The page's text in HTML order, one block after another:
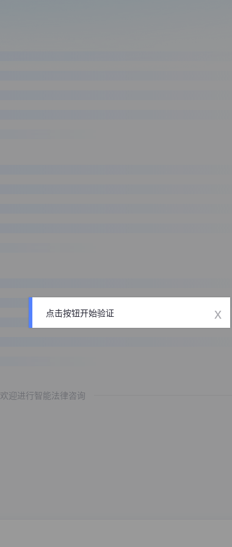
欢迎进行智能法律咨询
点击按钮开始验证 x